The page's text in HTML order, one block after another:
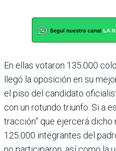
En ellas votaron 135.000
llegó la oposición en su
el piso del candidato
con un rotundo triunfo. Si a
tracción” que ejercerá
125.000 integrantes del